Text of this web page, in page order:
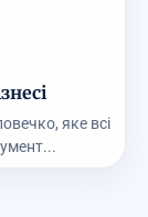
яке всі